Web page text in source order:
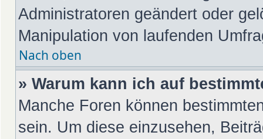
Administratoren geändert oder
Manipulation von laufenden
Nach oben
» Warum kann ich auf
Manche Foren können
sein. Um diese einzusehen,